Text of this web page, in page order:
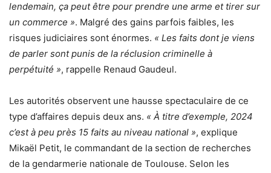
lendemain, ça peut être pour prendre une arme et tirer sur
un commerce ». Malgré des gains parfois faibles, les
risques judiciaires sont énormes. « Les faits dont je viens
de parler sont punis de la réclusion criminelle à
perpétuité », rappelle Renaud Gaudeul.
Les autorités observent une hausse spectaculaire de ce
type d’affaires depuis deux ans. « À titre d’exemple, 2024
c’est à peu près 15 faits au niveau national », explique
Mikaël Petit, le commandant de la section de recherches
de la gendarmerie nationale de Toulouse. Selon les